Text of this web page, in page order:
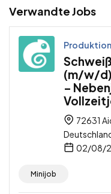
Verwandte Jobs
(m/w/
–
72631
02/08/
Minijob